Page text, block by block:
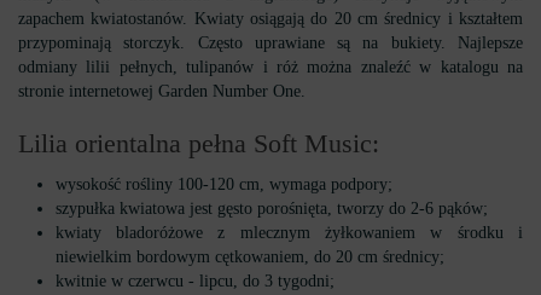
zapachem kwiatostanów. Kwiaty osiągają do 20 cm średnicy i kształtem
przypominają storczyk. Często uprawiane są na bukiety. Najlepsze
odmiany lilii pełnych, tulipanów i róż można znaleźć w katalogu na
stronie internetowej Garden Number One.
Lilia orientalna pełna Soft Music:
wysokość rośliny 100-120 cm, wymaga podpory;
szypułka kwiatowa jest gęsto porośnięta, tworzy do 2-6 pąków;
kwiaty bladoróżowe z mlecznym żyłkowaniem w środku i
niewielkim bordowym cętkowaniem, do 20 cm średnicy;
kwitnie w czerwcu - lipcu, do 3 tygodni;